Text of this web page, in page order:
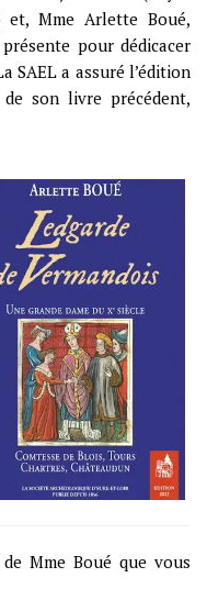
et, Mme Arlette Boué,
pour dédicacer
SAEL a assuré l’édition
son livre précédent,
Mme Boué que vous